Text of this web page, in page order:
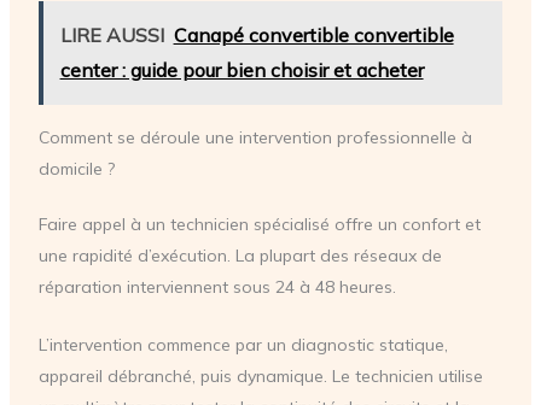
LIRE AUSSI Canapé convertible convertible
center : guide pour bien choisir et acheter
Comment se déroule une intervention professionnelle à
domicile ?
Faire appel à un technicien spécialisé offre un confort et
une rapidité d’exécution. La plupart des réseaux de
réparation interviennent sous 24 à 48 heures.
L’intervention commence par un diagnostic statique,
appareil débranché, puis dynamique. Le technicien utilise